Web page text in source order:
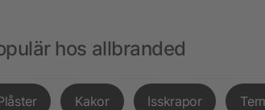
hos allbranded
Kakor Isskrapor